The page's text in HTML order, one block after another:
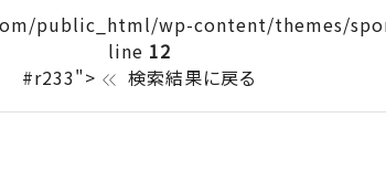
public_html/wp-content/themes/
line 12
#r233"> keyboard_double_arrow_left 検索結果に戻る